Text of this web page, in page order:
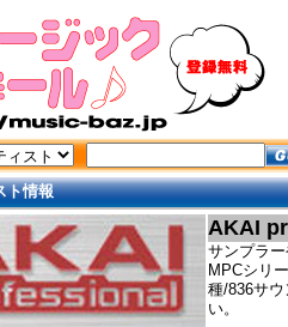
ト情報
AKAI
サンプラ
MPCシリ
種/836サ
い。